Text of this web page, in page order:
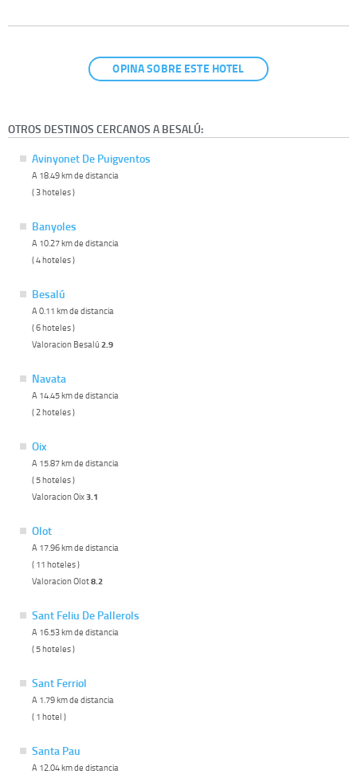
OPINA SOBRE ESTE HOTEL
OTROS DESTINOS CERCANOS A BESALÚ:
Avinyonet De Puigventos
A 18.49 km de distancia
( 3 hoteles )
Banyoles
A 10.27 km de distancia
( 4 hoteles )
Besalú
A 0.11 km de distancia
( 6 hoteles )
Valoracion Besalú 2.9
Navata
A 14.45 km de distancia
( 2 hoteles )
Oix
A 15.87 km de distancia
( 5 hoteles )
Valoracion Oix3.1
Olot
A 17.96 km de distancia
( 11 hoteles )
Valoracion Olot8.2
Sant Feliu De Pallerols
A 16.53 km de distancia
( 5 hoteles )
Sant Ferriol
A 1.79 km de distancia
( 1 hotel )
Santa Pau
A 12.04 km de distancia